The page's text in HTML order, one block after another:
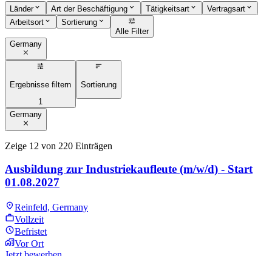
Länder Art der Beschäftigung Tätigkeitsart
Vertragsart
Arbeitsort
Sortierung
Alle Filter
Germany
Ergebnisse filtern
1
Sortierung
Germany
Zeige 12 von 220 Einträgen
Ausbildung zur Industriekaufleute (m/w/d) - Start
01.08.2027
Reinfeld, Germany
Vollzeit
Befristet
Vor Ort